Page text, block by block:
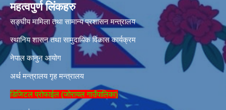
महत्वपुर्ण लिंकहरु
सङ्घीय मामिला तथा सामान्य प्रशासन मन्त्रालय
स्थानिय शासन तथा सामुदायिक विकास कार्यक्रम
नेपाल कानुन आयोग
अर्थ मन्त्रालय गृह मन्त्रालय
डिजिटल प्रोफाईल (जोरायल गाउँपालिका)